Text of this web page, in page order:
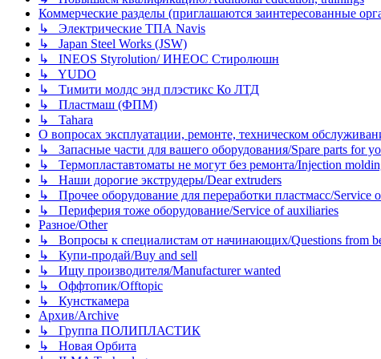
Коммерческие разделы (приглашаются заинтересованные
↳ Электрические ТПА Navis
↳ Japan Steel Works (JSW)
↳ INEOS Styrolution/ ИНЕОС Стиролюшн
↳ YUDO
↳ Тимити молдс энд плэстикс Ко ЛТД
↳ Пластмаш (ФПМ)
↳ Tahara
О вопросах эксплуатации, ремонте, техническом
↳ Запасные части для вашего оборудования/Spare parts for
↳ Термопластавтоматы не могут без ремонта/Injection
↳ Наши дорогие экструдеры/Dear extruders
↳ Прочее оборудование для переработки пластмасс/Service
↳ Периферия тоже оборудование/Service of auxiliaries
Разное/Other
↳ Вопросы к специалистам от начинающих/Questions from
↳ Купи-продай/Buy and sell
↳ Ищу производителя/Manufacturer wanted
↳ Оффтопик/Offtopic
↳ Кунсткамера
Архив/Archive
↳ Группа ПОЛИПЛАСТИК
↳ Новая Орбита